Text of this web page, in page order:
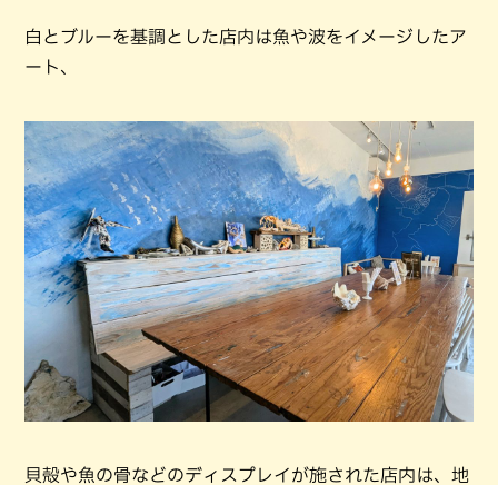
白とブルーを基調とした店内は魚や波をイメージしたア
ート、
貝殻や魚の骨などのディスプレイが施された店内は、地